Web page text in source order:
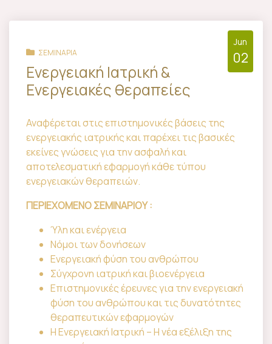
Jun
02
ΣΕΜΙΝΑΡΙΑ
Ενεργειακή Ιατρική &
Ενεργειακές θεραπείες
Αναφέρεται στις επιστημονικές βάσεις της
ενεργειακής ιατρικής και παρέχει τις βασικές
εκείνες γνώσεις για την ασφαλή και
αποτελεσματική εφαρμογή κάθε τύπου
ενεργειακών θεραπειών.
ΠΕΡΙΕΧΟΜΕΝΟ ΣΕΜΙΝΑΡΙΟΥ :
Ύλη και ενέργεια
Νόμοι των δονήσεων
Ενεργειακή φύση του ανθρώπου
Σύγχρονη ιατρική και βιοενέργεια
Επιστημονικές έρευνες για την ενεργειακή
φύση του ανθρώπου και τις δυνατότητες
θεραπευτικών εφαρμογών
Η Ενεργειακή Ιατρική – Η νέα εξέλιξη της